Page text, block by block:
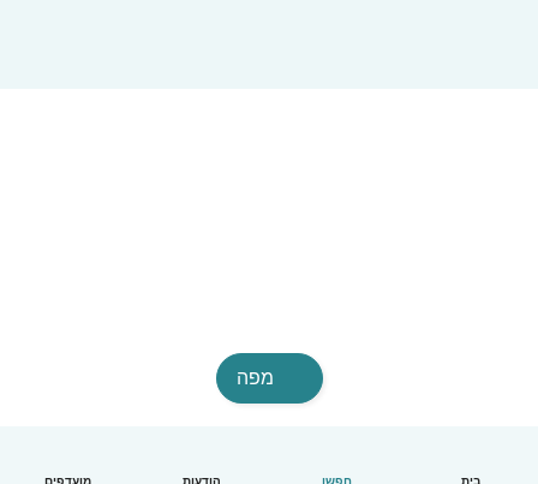
בית חפשו הודעות מועדפים
מפה